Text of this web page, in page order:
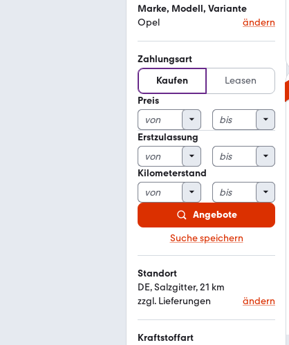
Marke, Modell, Variante
Opel
ändern
Zahlungsart
Kaufen
Leasen
Preis
Erstzulassung
Kilometerstand
Angebote
Suche speichern
Standort
DE, Salzgitter, 21 km
zzgl. Lieferungen
ändern
Kraftstoffart